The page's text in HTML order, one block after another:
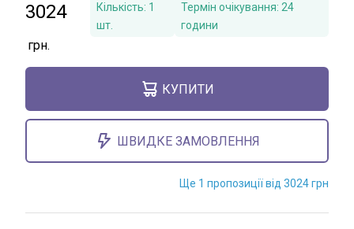
3024 Кількість: 1
шт.
Термін очікування: 24
години
КУПИТИ
ШВИДКЕ ЗАМОВЛЕННЯ
Ще 1 пропозиції від 3024 грн